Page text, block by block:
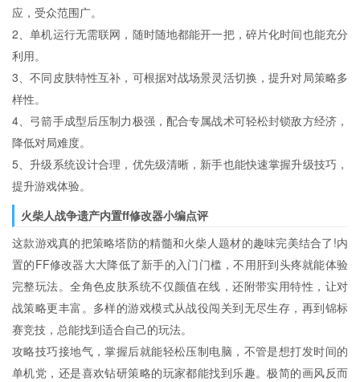
应，受众范围广。
2、单机运行无需联网，随时随地都能开一把，碎片化时间也能充分
利用。
3、不同皮肤特性互补，可根据对战场景灵活切换，提升对局策略多
样性。
4、弓箭手成型后压制力极强，配合专属战术可轻松封锁敌方经济，
降低对局难度。
5、升级系统设计合理，优先级清晰，新手也能快速掌握升级技巧，
提升游戏体验。
火柴人战争遗产内置ff修改器小编点评
这款游戏真的把策略塔防的精髓和火柴人题材的趣味完美结合了!内
置的FF修改器大大降低了新手的入门门槛，不用肝到头疼就能体验
完整玩法。全角色皮肤系统不仅颜值在线，还附带实用特性，让对
战策略更丰富。多样的游戏模式从战役闯关到无尽生存，再到锦标
赛竞技，总能找到适合自己的玩法。
攻略技巧接地气，掌握后就能轻松压制电脑，不管是想打发时间的
单机党，还是喜欢钻研策略的玩家都能找到乐趣。极简的画风反而